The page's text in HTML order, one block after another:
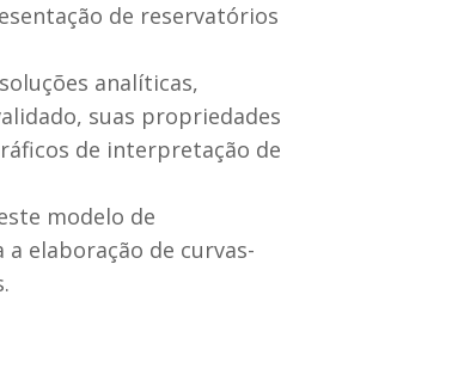
de reservatórios
analíticas,
suas propriedades
de interpretação de
modelo de
elaboração de curvas-